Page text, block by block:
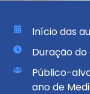
Início das
Duração do
Público-
ano de